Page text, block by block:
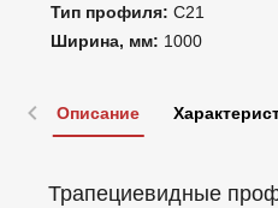
Тип профиля: С21
Ширина, мм: 1000
Описание
Трапециевидные